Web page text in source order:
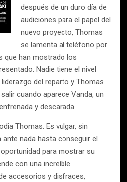
después de un duro día de
audiciones para el papel del
nuevo proyecto, Thomas
se lamenta al teléfono por
que han mostrado los
Nadie tiene el nivel
del reparto y Thomas
cuando aparece Vanda, un
y descarada.
Thomas. Es vulgar, sin
nada hasta conseguir el
para mostrar su
con una increíble
accesorios y disfraces,